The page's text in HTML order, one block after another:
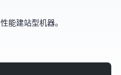
性能建站型机器。